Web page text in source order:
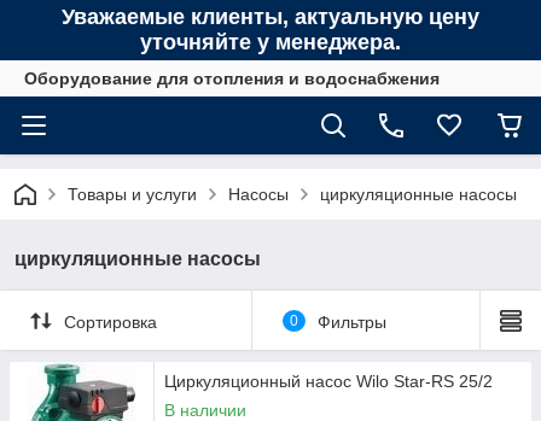
Уважаемые клиенты, актуальную цену
уточняйте у менеджера.
Оборудование для отопления и водоснабжения
Товары и услуги Насосы циркуляционные насосы
циркуляционные насосы
Сортировка 0 Фильтры
Циркуляционный насос Wilo Star-RS 25/2
В наличии